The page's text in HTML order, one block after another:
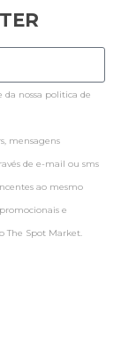
da nossa politica de
mensagens
de e-mail ou sms
ao mesmo
e
The Spot Market.